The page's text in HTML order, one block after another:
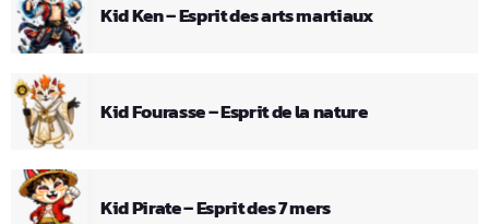
Kid Ken – Esprit des arts martiaux
Kid Fourasse – Esprit de la nature
Kid Pirate – Esprit des 7 mers